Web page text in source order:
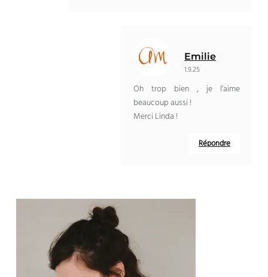
Emilie
1.9.25
Oh trop bien , je l’aime
beaucoup aussi !
Merci Linda !
Répondre